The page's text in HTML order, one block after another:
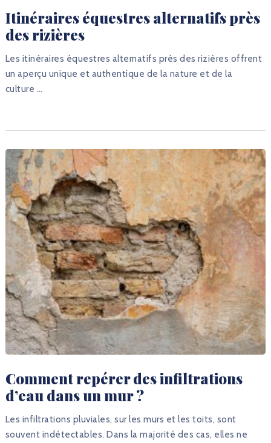
Itinéraires équestres alternatifs près
des rizières
Les itinéraires équestres alternatifs près des rizières offrent
un aperçu unique et authentique de la nature et de la
culture …
Comment repérer des infiltrations
d’eau dans un mur ?
Les infiltrations pluviales, sur les murs et les toits, sont
souvent indétectables. Dans la majorité des cas, elles ne